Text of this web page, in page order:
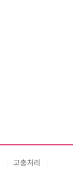
고충처리